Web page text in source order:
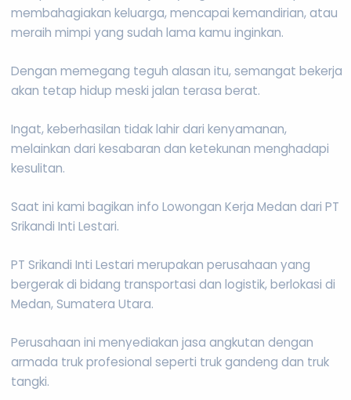
membahagiakan keluarga, mencapai kemandirian, atau
meraih mimpi yang sudah lama kamu inginkan.
Dengan memegang teguh alasan itu, semangat bekerja
akan tetap hidup meski jalan terasa berat.
Ingat, keberhasilan tidak lahir dari kenyamanan,
melainkan dari kesabaran dan ketekunan menghadapi
kesulitan.
Saat ini kami bagikan info Lowongan Kerja Medan dari PT
Srikandi Inti Lestari.
PT Srikandi Inti Lestari merupakan perusahaan yang
bergerak di bidang transportasi dan logistik, berlokasi di
Medan, Sumatera Utara.
Perusahaan ini menyediakan jasa angkutan dengan
armada truk profesional seperti truk gandeng dan truk
tangki.